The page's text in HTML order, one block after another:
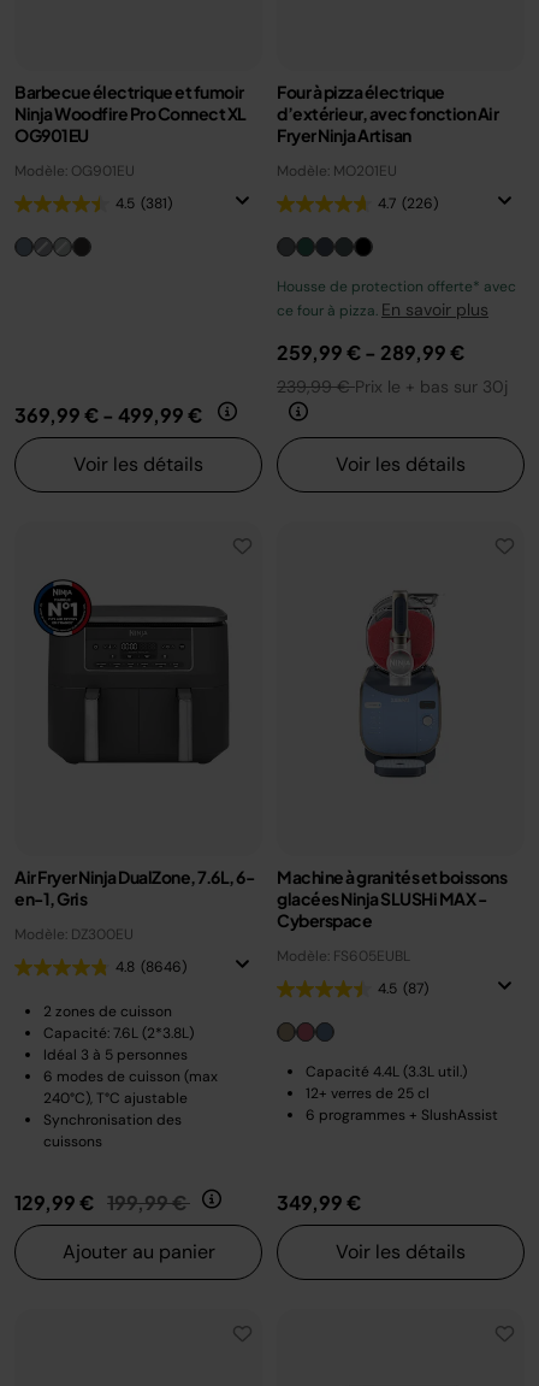
Barbecue électrique et fumoir
Ninja Woodfire Pro Connect XL
OG901EU
Modèle: OG901EU
4.5 (381)
369,99 €- 499,99 €
Voir les détails
Four à pizza électrique
d’extérieur, avec fonction Air
Fryer Ninja Artisan
Modèle: MO201EU
4.7 (226)
Housse de protection offerte* avec
ce four à pizza. En savoir plus
259,99 €- 289,99 €
239,99 €Prix le + bas sur 30j
Voir les détails
Air Fryer Ninja DualZone, 7.6L, 6-
en-1, Gris
Modèle: DZ300EU
4.8 (8646)
2 zones de cuisson
Capacité: 7.6L (2*3.8L)
Idéal 3 à 5 personnes
6 modes de cuisson (max
240°C), T°C ajustable
Synchronisation des
cuissons
129,99 € Prix réduit de
199,99 € au
Ajouter au panier
Machine à granités et boissons
glacées Ninja SLUSHi MAX -
Cyberspace
Modèle: FS605EUBL
4.5 (87)
Capacité 4.4L (3.3L util.)
12+ verres de 25 cl
6 programmes + SlushAssist
349,99 €
Voir les détails